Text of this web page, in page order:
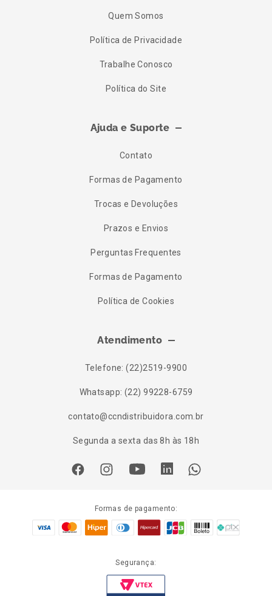
Quem Somos
Política de Privacidade
Trabalhe Conosco
Política do Site
Ajuda e Suporte
Contato
Formas de Pagamento
Trocas e Devoluções
Prazos e Envios
Perguntas Frequentes
Formas de Pagamento
Política de Cookies
Atendimento
Telefone: (22)2519-9900
Whatsapp: (22) 99228-6759
contato@ccndistribuidora.com.br
Segunda a sexta das 8h às 18h
Formas de pagamento:
Segurança: